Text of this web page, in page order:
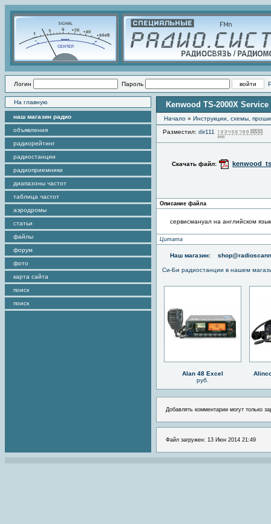
Логин Пароль
На главную
наш магазин радио
объявления
радиорейтинг
радиостанции
радиоприемники
диапазоны частот
таблица частот
аэродромы
статьи
файлы
форум
фото
карта сайта
поиск
поиск
Kenwood TS-2000X
Начало » Инструкции, схемы,
Разместил: dir111
Скачать файл:
Описание файла
сервисмануал на английском
Цитата
Наш магазин:
Си-Би радиостанции в нашем
Alan 48 Excel
руб.
Добавлять комментарии могут только
Файл загружен: 13 Июн 2014 21:49